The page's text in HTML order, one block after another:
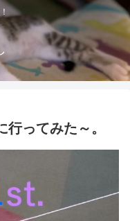
ってみた～。